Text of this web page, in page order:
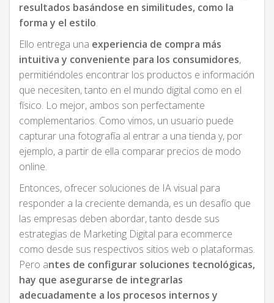
resultados basándose en similitudes, como la
forma y el estilo.
Ello entrega una experiencia de compra más
intuitiva y conveniente para los consumidores,
permitiéndoles encontrar los productos e información
que necesiten, tanto en el mundo digital como en el
físico. Lo mejor, ambos son perfectamente
complementarios. Como vimos, un usuario puede
capturar una fotografía al entrar a una tienda y, por
ejemplo, a partir de ella comparar precios de modo
online.
Entonces, ofrecer soluciones de IA visual para
responder a la creciente demanda, es un desafío que
las empresas deben abordar, tanto desde sus
estrategias de Marketing Digital para ecommerce
como desde sus respectivos sitios web o plataformas.
Pero antes de configurar soluciones tecnológicas,
hay que asegurarse de integrarlas
adecuadamente a los procesos internos y